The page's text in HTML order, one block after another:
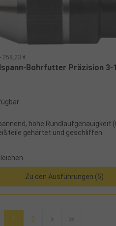
258,23 €
Bohrfutter Präzision 3-
hohe Rundlaufgenauigkeit
gehärtet und geschliffen
Zu den Ausführungen (5)
1 2